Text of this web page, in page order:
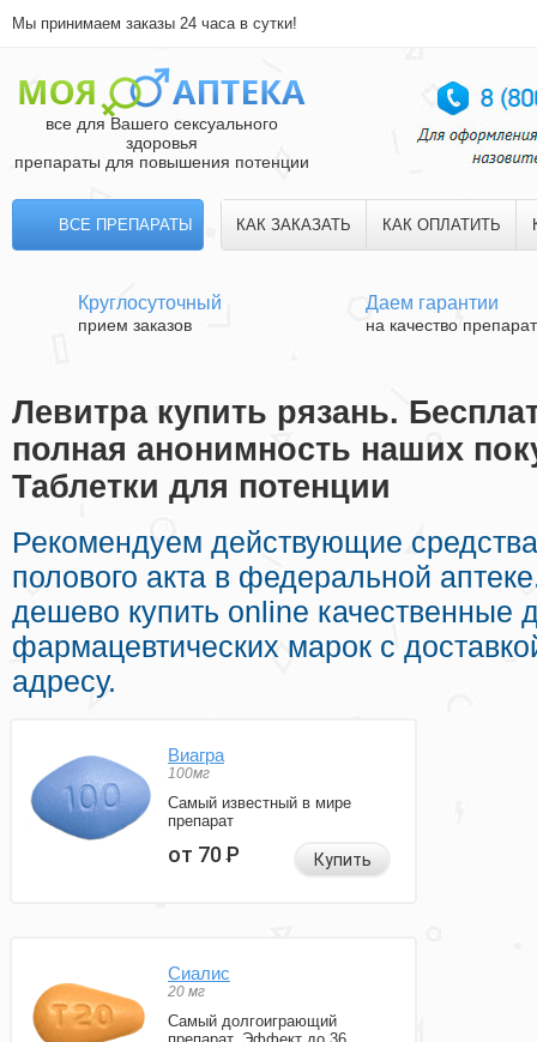
Мы принимаем заказы 24 часа в сутки!
все для Вашего сексуального
здоровья
препараты для повышения потенции
ВСЕ ПРЕПАРАТЫ КАК ЗАКАЗАТЬ КАК ОПЛАТИТЬ
Круглосуточный
прием заказов
Даем гарантии
на качество
Левитра купить рязань.
полная анонимность наших
Таблетки для потенции
Рекомендуем действующие
полового акта в федеральной
дешево купить online качественные
фармацевтических марок с
адресу.
Виагра
100мг
Самый известный в мире
препарат
от 70Р Купить
Сиалис
20 мг
Самый долгоиграющий